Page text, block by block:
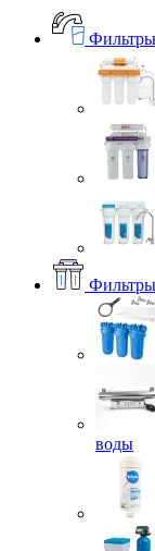
воды